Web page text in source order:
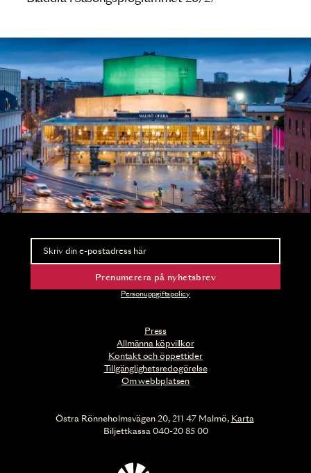
Press
Allmänna köpvillkor
Kontakt och öppettider
Tillgänglighetsredogörelse
Om webbplatsen
Nyhetsbrev
Ta del av förhandsinformation och biljettsläpp.
Prenumerera på nyhetsbrev
Personuppgiftspolicy
Östra Rönneholmsvägen 20, 211 47 Malmö, Karta
Biljettkassa 040-20 85 00